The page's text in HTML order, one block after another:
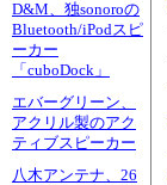
D&M、独sonoroの
Bluetooth/iPodスピ
ーカー
「cuboDock」
エバーグリーン、
アクリル製のアク
ティブスピーカー
八木アンテナ、26